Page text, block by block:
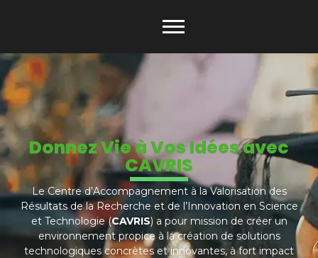
Donnez Vie à Vos Idées avec
CAVRIS
Le Centre d’Accompagnement à la Valorisation des
Résultats de la Recherche et de l’Innovation en Science
et Technologie (CAVRIS) a pour mission de créer un
environnement propice à la création de solutions
technologiques concrètes et innovantes, à fort impact